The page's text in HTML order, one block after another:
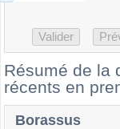
Résumé de la
récents en
Borassus